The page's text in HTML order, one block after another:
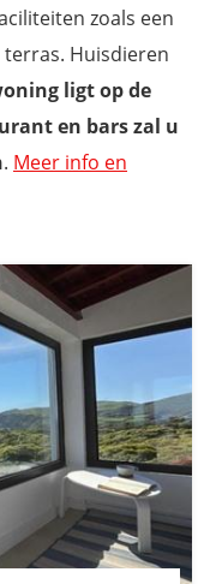
zoals een
Huisdieren
ligt op de
en bars zal u
. Meer info en